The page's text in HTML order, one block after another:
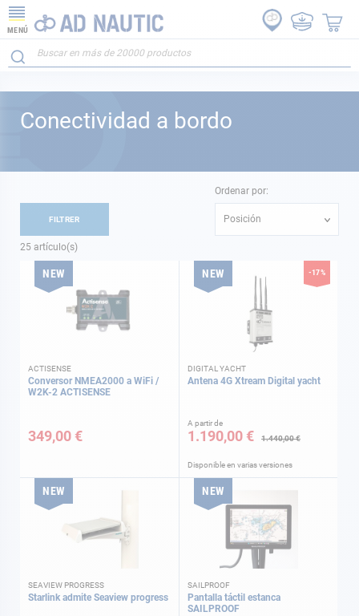
MENÚ
Conectividad a bordo
25 artículo(s)
Ordenar por:
Posición
NEW
ACTISENSE
Conversor NMEA2000 a WiFi /
W2K-2 ACTISENSE
349,00 €
-17%
NEW
DIGITAL YACHT
Antena 4G Xtream Digital yacht
A partir de
1.190,00 € 1.440,00 €
Disponible en varias versiones
NEW
SEAVIEW PROGRESS
Starlink admite Seaview progress
NEW
SAILPROOF
Pantalla táctil estanca
SAILPROOF
FILTRER